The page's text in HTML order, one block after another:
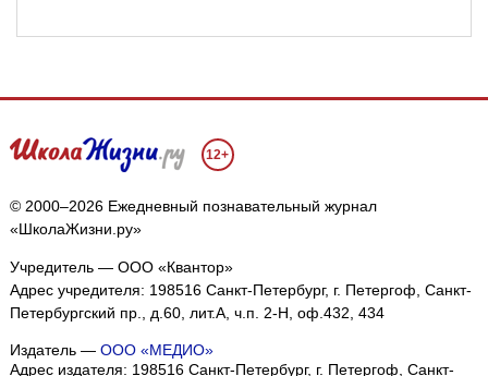
12+
© 2000–2026 Ежедневный познавательный журнал
«ШколаЖизни.ру»
Учредитель — ООО «Квантор»
Адрес учредителя: 198516 Санкт-Петербург, г. Петергоф, Санкт-
Петербургский пр., д.60, лит.А, ч.п. 2-Н, оф.432, 434
Издатель — ООО «МЕДИО»
Адрес издателя: 198516 Санкт-Петербург, г. Петергоф, Санкт-
Мы собираем файлы cookie и применяемЯндекс.Метрику
Подробнее